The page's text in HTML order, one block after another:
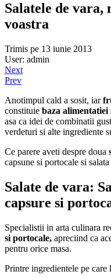
Salatele de vara,
voastra
Trimis pe 13 iunie 2013
User: admin
Next
Prev
Anotimpul cald a sosit, iar
constituie baza alimentatiei
asa ca idei de combinatii
verdeturi si alte ingrediente
Ce parere aveti despre doua
capsune si portocale si
Salate de vara:
capsure si
Specialistii in arta culinara
si portocale, apreciind ca
pentru orice masa.
Printre ingredientele pe